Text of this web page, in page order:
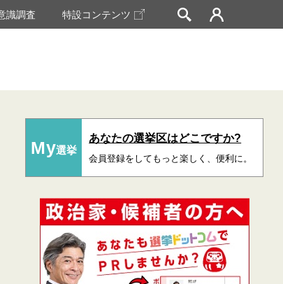
識調査 特設コンテンツ
My選挙
あなたの選挙区はどこですか?
会員登録をしてもっと楽しく、便利に。